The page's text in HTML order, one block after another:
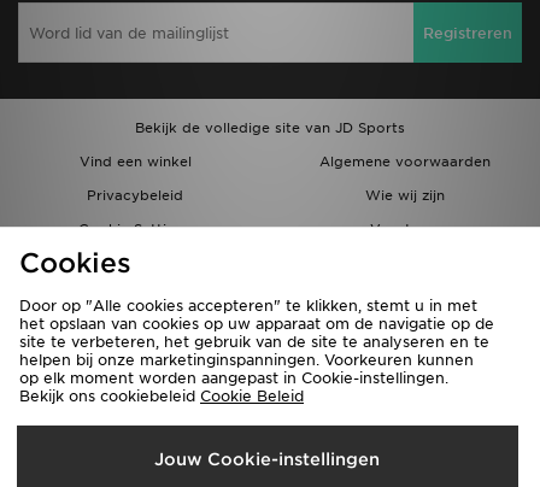
Registreren
Bekijk de volledige site van JD Sports
Vind een winkel
Algemene voorwaarden
Privacybeleid
Wie wij zijn
Cookie Settings
Vacatures
Bestellingen en Levering
Verzenden Naar
België
Cookies
Door op "Alle cookies accepteren" te klikken, stemt u in met
het opslaan van cookies op uw apparaat om de navigatie op de
site te verbeteren, het gebruik van de site te analyseren en te
helpen bij onze marketinginspanningen. Voorkeuren kunnen
op elk moment worden aangepast in Cookie-instellingen.
Bekijk ons cookiebeleid Cookie Beleid
Jouw Cookie-instellingen